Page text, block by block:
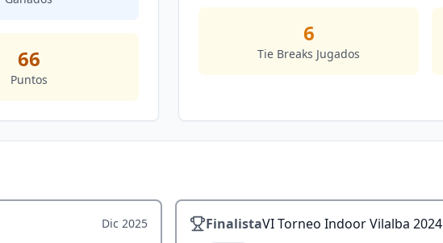
66
Puntos
6
Tie Breaks Jugados
Dic 2025 FinalistaVI Torneo Indoor Vilalba 2024